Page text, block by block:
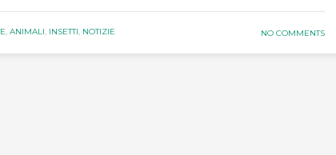
, ANIMALI, INSETTI, NOTIZIE NO COMMENTS